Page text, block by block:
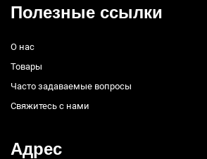
Полезные ссылки
О нас
Товары
Часто задаваемые вопросы
Свяжитесь с нами
Адрес